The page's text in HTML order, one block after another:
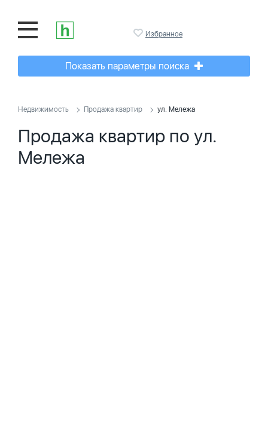
Избранное
Показать параметры поиска
Недвижимость Продажа квартир ул. Мележа
Продажа квартир по ул.
Мележа